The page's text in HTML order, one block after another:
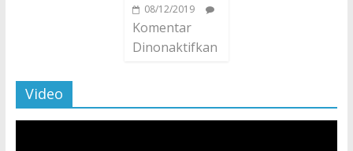
08/12/2019
Komentar
Dinonaktifkan
Video